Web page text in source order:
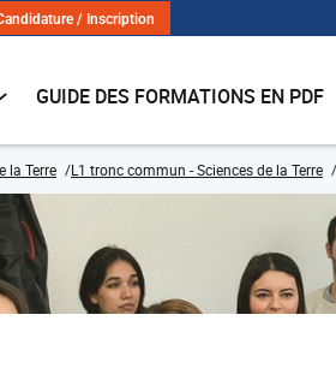
/ Inscription
GUIDE DES FORMATIONS EN PDF
la Terre L1 tronc commun - Sciences de la Terre